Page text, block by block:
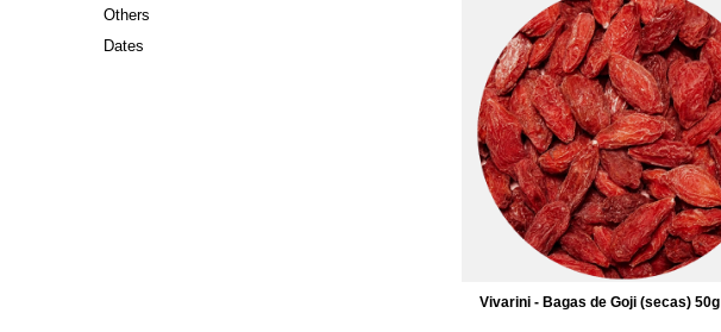
Others
Dates
Vivarini - Bagas de Goji (secas) 50g